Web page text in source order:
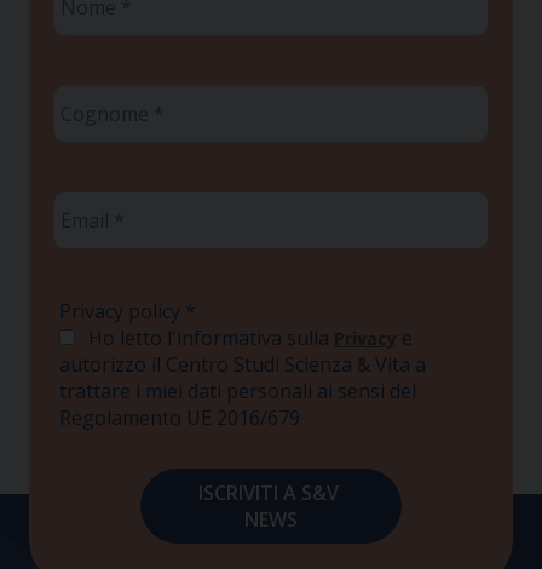
Privacy policy *
Ho letto l'informativa sulla Privacy e
autorizzo il Centro Studi Scienza & Vita a
trattare i miei dati personali ai sensi del
Regolamento UE 2016/679